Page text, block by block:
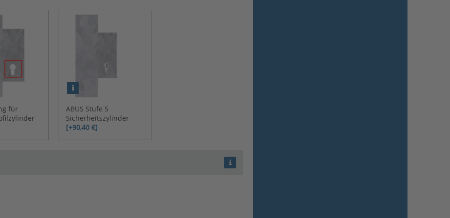
für
ABUS Stufe 5
Sicherheitszylinder
[+90,40 €]